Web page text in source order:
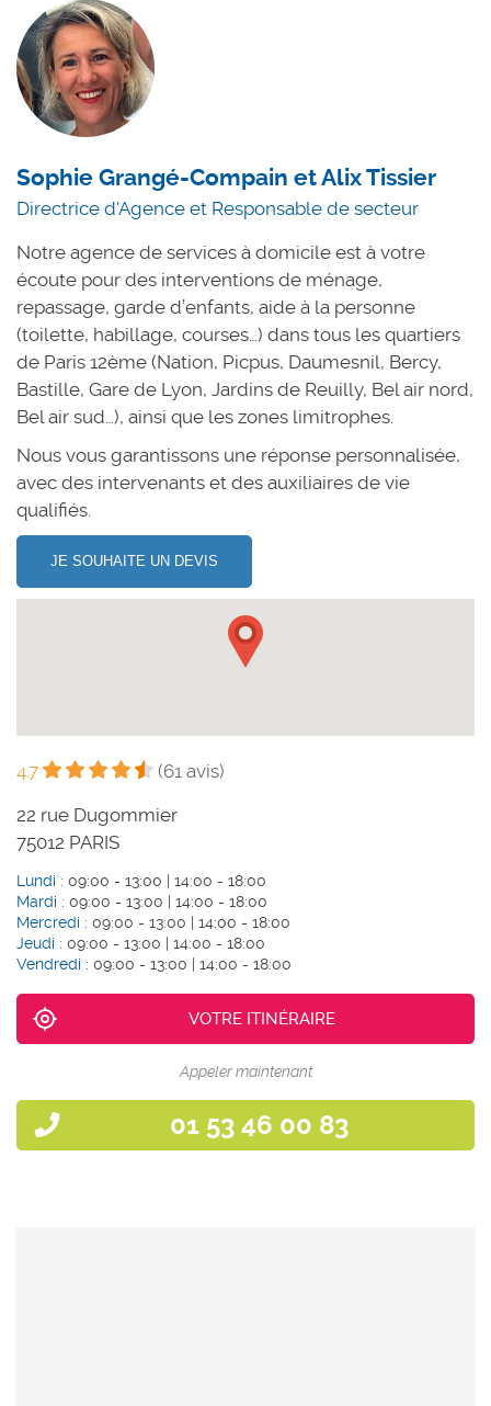
Sophie Grangé-Compain et Alix Tissier
Directrice d'Agence et Responsable de secteur
Notre agence de services à domicile est à votre
écoute pour des interventions de ménage,
repassage, garde d’enfants, aide à la personne
(toilette, habillage, courses…) dans tous les quartiers
de Paris 12ème (Nation, Picpus, Daumesnil, Bercy,
Bastille, Gare de Lyon, Jardins de Reuilly, Bel air nord,
Bel air sud…), ainsi que les zones limitrophes.
Nous vous garantissons une réponse personnalisée,
avec des intervenants et des auxiliaires de vie
qualifiés.
JE SOUHAITE UN DEVIS
4.7
(61 avis)
22 rue Dugommier
75012 PARIS
Lundi : 09:00 - 13:00 | 14:00 - 18:00
Mardi : 09:00 - 13:00 | 14:00 - 18:00
Mercredi : 09:00 - 13:00 | 14:00 - 18:00
Jeudi : 09:00 - 13:00 | 14:00 - 18:00
Vendredi : 09:00 - 13:00 | 14:00 - 18:00
VOTRE ITINÉRAIRE
Appeler maintenant
01 53 46 00 83